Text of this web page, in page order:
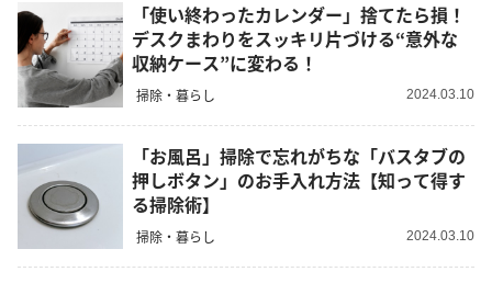
「使い終わったカレンダー」捨てたら損！
デスクまわりをスッキリ片づける“意外な
収納ケース”に変わる！
掃除・暮らし 2024.03.10
「お風呂」掃除で忘れがちな「バスタブの
押しボタン」のお手入れ方法【知って得す
る掃除術】
掃除・暮らし 2024.03.10